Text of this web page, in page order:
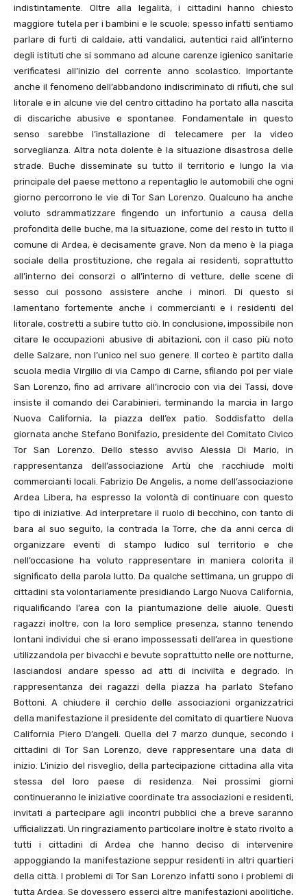
indistintamente. Oltre alla legalità, i cittadini hanno chiesto
maggiore tutela per i bambini e le scuole; spesso infatti sentiamo
parlare di furti di caldaie, atti vandalici, autentici raid all’interno
degli istituti che si sommano ad alcune carenze igienico sanitarie
verificatesi all’inizio del corrente anno scolastico. Importante
anche il fenomeno dell’abbandono indiscriminato di rifiuti, che sul
litorale e in alcune vie del centro cittadino ha portato alla nascita
di discariche abusive e spontanee. Fondamentale in questo
senso sarebbe l’installazione di telecamere per la video
sorveglianza. Altra nota dolente è la situazione disastrosa delle
strade. Buche disseminate su tutto il territorio e lungo la via
principale del paese mettono a repentaglio le automobili che ogni
giorno percorrono le vie di Tor San Lorenzo. Qualcuno ha anche
voluto sdrammatizzare fingendo un infortunio a causa della
profondità delle buche, ma la situazione, come del resto in tutto il
comune di Ardea, è decisamente grave. Non da meno è la piaga
sociale della prostituzione, che regala ai residenti, soprattutto
all’interno dei consorzi o all’interno di vetture, delle scene di
sesso cui possono assistere anche i minori. Di questo si
lamentano fortemente anche i commercianti e i residenti del
litorale, costretti a subire tutto ciò. In conclusione, impossibile non
citare le occupazioni abusive di abitazioni, con il caso più noto
delle Salzare, non l’unico nel suo genere. Il corteo è partito dalla
scuola media Virgilio di via Campo di Carne, sfilando poi per viale
San Lorenzo, fino ad arrivare all’incrocio con via dei Tassi, dove
insiste il comando dei Carabinieri, terminando la marcia in largo
Nuova California, la piazza dell’ex patio. Soddisfatto della
giornata anche Stefano Bonifazio, presidente del Comitato Civico
Tor San Lorenzo. Dello stesso avviso Alessia Di Mario, in
rappresentanza dell’associazione Artù che racchiude molti
commercianti locali. Fabrizio De Angelis, a nome dell’associazione
Ardea Libera, ha espresso la volontà di continuare con questo
tipo di iniziative. Ad interpretare il ruolo di becchino, con tanto di
bara al suo seguito, la contrada la Torre, che da anni cerca di
organizzare eventi di stampo ludico sul territorio e che
nell’occasione ha voluto rappresentare in maniera colorita il
significato della parola lutto. Da qualche settimana, un gruppo di
cittadini sta volontariamente presidiando Largo Nuova California,
riqualificando l’area con la piantumazione delle aiuole. Questi
ragazzi inoltre, con la loro semplice presenza, stanno tenendo
lontani individui che si erano impossessati dell’area in questione
utilizzandola per bivacchi e bevute soprattutto nelle ore notturne,
lasciandosi andare spesso ad atti di inciviltà e degrado. In
rappresentanza dei ragazzi della piazza ha parlato Stefano
Bottoni. A chiudere il cerchio delle associazioni organizzatrici
della manifestazione il presidente del comitato di quartiere Nuova
California Piero D’angeli. Quella del 7 marzo dunque, secondo i
cittadini di Tor San Lorenzo, deve rappresentare una data di
inizio. L’inizio del risveglio, della partecipazione cittadina alla vita
stessa del loro paese di residenza. Nei prossimi giorni
continueranno le iniziative coordinate tra associazioni e residenti,
invitati a partecipare agli incontri pubblici che a breve saranno
ufficializzati. Un ringraziamento particolare inoltre è stato rivolto a
tutti i cittadini di Ardea che hanno deciso di intervenire
appoggiando la manifestazione seppur residenti in altri quartieri
della città. I problemi di Tor San Lorenzo infatti sono i problemi di
tutta Ardea. Se dovessero esserci altre manifestazioni apolitiche,